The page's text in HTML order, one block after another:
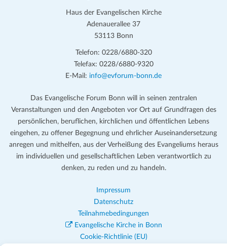
Haus der Evangelischen Kirche
Adenauerallee 37
53113 Bonn
Telefon: 0228/6880-320
Telefax: 0228/6880-9320
E-Mail: info@evforum-bonn.de
Das Evangelische Forum Bonn will in seinen zentralen
Veranstaltungen und den Angeboten vor Ort auf Grundfragen des
persönlichen, beruflichen, kirchlichen und öffentlichen Lebens
eingehen, zu offener Begegnung und ehrlicher Auseinandersetzung
anregen und mithelfen, aus der Verheißung des Evangeliums heraus
im individuellen und gesellschaftlichen Leben verantwortlich zu
denken, zu reden und zu handeln.
Impressum
Datenschutz
Teilnahmebedingungen
Evangelische Kirche in Bonn
Cookie-Richtlinie (EU)